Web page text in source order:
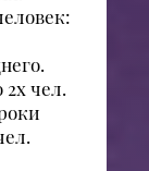
2х чел.